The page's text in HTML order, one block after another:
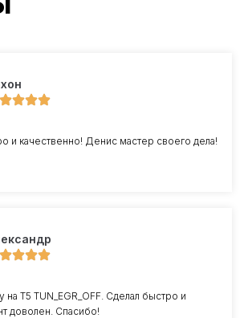
и качественно! Денис мастер своего дела!
на Т5 TUN_EGR_OFF. Сделал быстро и
доволен. Спасибо!